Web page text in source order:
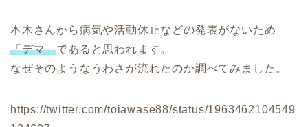
本木さんから病気や活動休止などの発表がないため
「デマ」であると思われます。
なぜそのようなうわさが流れたのか調べてみました。
https://twitter.com/toiawase88/status/1963462104549